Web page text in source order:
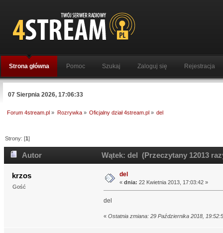
Strona główna Pomoc Szukaj Zaloguj się Rejestracja
07 Sierpnia 2026, 17:06:33
Forum 4stream.pl » Rozrywka» Oficjalny dział 4stream.pl» del
Strony: [1]
Autor Wątek: del (Przeczytany 12013
krzos
Gość
del
« dnia: 22 Kwietnia 2013, 17:03:42 »
del
« Ostatnia zmiana: 29 Października 2018,